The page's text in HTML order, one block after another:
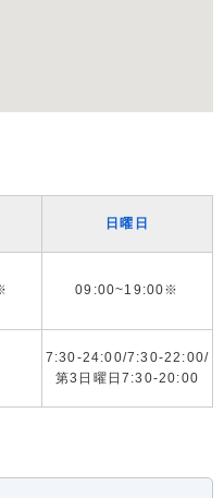
日曜日
09:00~19:00※
7:30-24:00/7:30-22:00/
第3日曜日7:30-20:00